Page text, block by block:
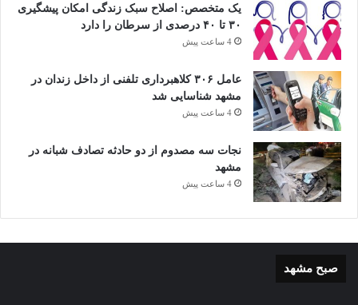
یک متخصص: اصلاح سبک زندگی امکان پیشگیری
۳۰ تا ۴۰ درصدی از سرطان را دارد
4 ساعت پیش
عامل ۳۰۶ کلاهبرداری تلفنی از داخل زندان در
مشهد شناسایی شد
4 ساعت پیش
نجات سه مصدوم از دو حادثه تصادف شبانه در
مشهد
4 ساعت پیش
صبح مشهد